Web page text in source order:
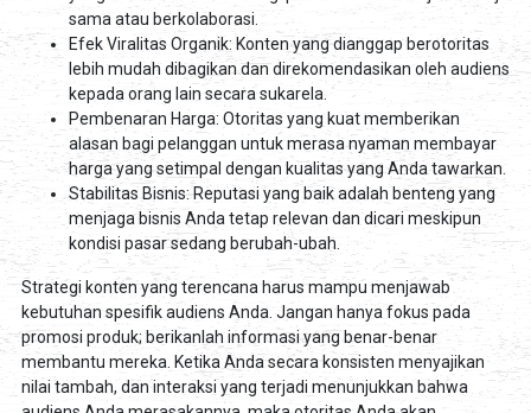
sama atau berkolaborasi.
Efek Viralitas Organik: Konten yang dianggap berotoritas
lebih mudah dibagikan dan direkomendasikan oleh audiens
kepada orang lain secara sukarela.
Pembenaran Harga: Otoritas yang kuat memberikan
alasan bagi pelanggan untuk merasa nyaman membayar
harga yang setimpal dengan kualitas yang Anda tawarkan.
Stabilitas Bisnis: Reputasi yang baik adalah benteng yang
menjaga bisnis Anda tetap relevan dan dicari meskipun
kondisi pasar sedang berubah-ubah.
Strategi konten yang terencana harus mampu menjawab
kebutuhan spesifik audiens Anda. Jangan hanya fokus pada
promosi produk; berikanlah informasi yang benar-benar
membantu mereka. Ketika Anda secara konsisten menyajikan
nilai tambah, dan interaksi yang terjadi menunjukkan bahwa